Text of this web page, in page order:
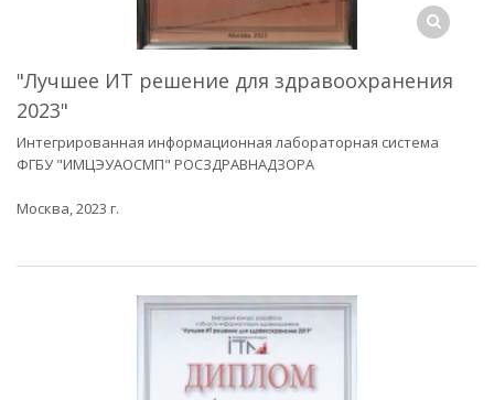
"Лучшее ИТ решение для здравоохранения
2023"
Интегрированная информационная лабораторная система
ФГБУ "ИМЦЭУАОСМП" РОСЗДРАВНАДЗОРА
Москва, 2023 г.